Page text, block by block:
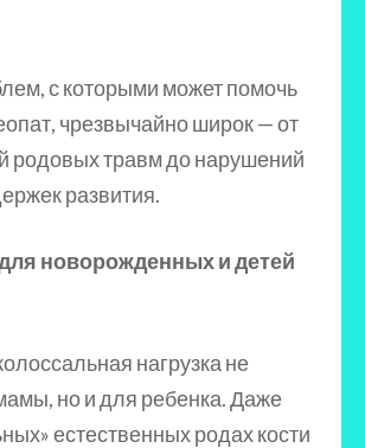
с которыми может помочь
чрезвычайно широк — от
родовых травм до нарушений
развития.
новорожденных и детей
нагрузка не
но и для ребенка. Даже
естественных родах кости